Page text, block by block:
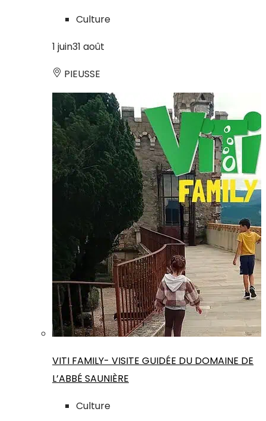
Culture
1 juin31 août
PIEUSSE
VITI FAMILY- VISITE GUIDÉE DU DOMAINE DE
L’ABBÉ SAUNIÈRE
Culture